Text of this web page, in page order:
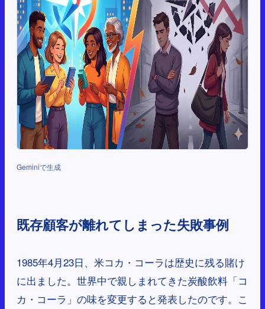
Geminiで生成
既存顧客が離れてしまった失敗事例
1985年4月23日、米コカ・コーラは歴史に残る賭け
に出ました。世界中で親しまれてきた炭酸飲料「コ
カ・コーラ」の味を変更すると発表したのです。こ